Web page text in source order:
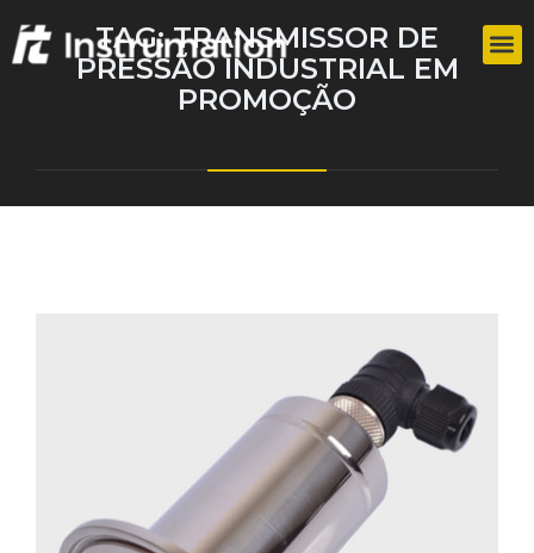
TAG:TRANSMISSOR DE
PRESSÃO INDUSTRIAL EM
PROMOÇÃO